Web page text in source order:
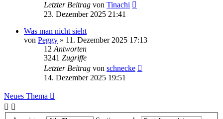
Letzter Beitrag von Tinachi
23. Dezember 2025 21:41
Was man nicht sieht
von Peggy » 11. Dezember 2025 17:13
12 Antworten
3241 Zugriffe
Letzter Beitrag von schnecke
14. Dezember 2025 19:51
Neues Thema